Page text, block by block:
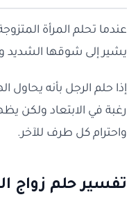
عندما تحلم المرأة
يشير إلى شوقها الشديد
إذا حلم الرجل بأنه
رغبة في الابتعاد ولكن
واحترام كل طرف للآخر.
تفسير حلم زواج